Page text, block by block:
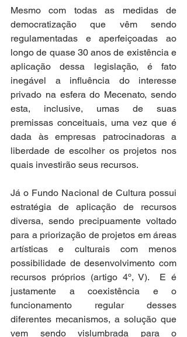
Mesmo com todas as medidas de
democratização que vêm sendo
regulamentadas e aperfeiçoadas ao
longo de quase 30 anos de existência e
aplicação dessa legislação, é fato
inegável a influência do interesse
privado na esfera do Mecenato, sendo
esta, inclusive, umas de suas
premissas conceituais, uma vez que é
dada às empresas patrocinadoras a
liberdade de escolher os projetos nos
quais investirão seus recursos.
Já o Fundo Nacional de Cultura possui
estratégia de aplicação de recursos
diversa, sendo precipuamente voltado
para a priorização de projetos em áreas
artísticas e culturais com menos
possibilidade de desenvolvimento com
recursos próprios (artigo 4º, V).  E é
justamente a coexistência e o
funcionamento regular desses
diferentes mecanismos, a solução que
vem sendo vislumbrada para o